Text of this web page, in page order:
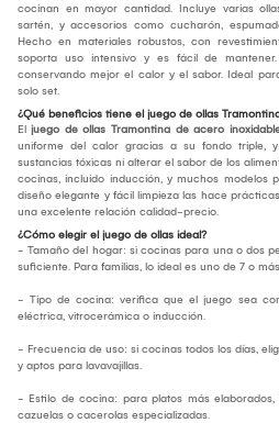
cocinan en mayor cantidad. Incluye varias
sartén, y accesorios como cucharón,
Hecho en materiales robustos, con
soporta uso intensivo y es fácil de
conservando mejor el calor y el sabor. Ideal
solo set.
¿Qué beneficios tiene el juego de ollas
El juego de ollas Tramontina de acero
uniforme del calor gracias a su fondo triple,
sustancias tóxicas ni alterar el sabor de los
cocinas, incluido inducción, y muchos modelos
diseño elegante y fácil limpieza las hace
una excelente relación calidad-precio.
¿Cómo elegir el juego de ollas ideal?
- Tamaño del hogar: si cocinas para una o dos
suficiente. Para familias, lo ideal es uno de 7 o
- Tipo de cocina: verifica que el juego sea
eléctrica, vitrocerámica o inducción.
- Frecuencia de uso: si cocinas todos los días,
y aptos para lavavajillas.
- Estilo de cocina: para platos más
cazuelas o cacerolas especializadas.